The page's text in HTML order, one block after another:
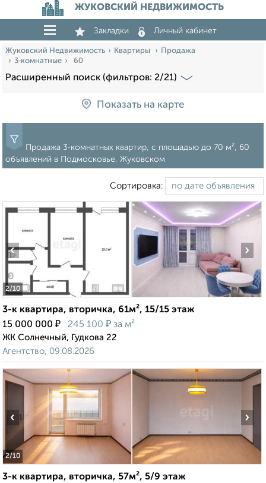
ЖУКОВСКИЙ НЕДВИЖИМОСТЬ
Закладки Личный кабинет
Жуковский Недвижимость Квартиры
Продажа
3‑комнатные
60
Расширенный поиск (фильтров: 2/21)
Показать на карте
Продажа 3‑комнатных квартир, c площадью до 70 м², 60
объявлений в Подмосковье, Жуковском
Сортировка:
2/10
‹ ›
3-к квартира, вторичка, 61м², 15/15 этаж
15 000 000 ₽ 245 100 ₽ за м²
ЖК Солнечный, Гудкова 22
Агентство, 09.08.2026
2/10
‹ ›
3-к квартира, вторичка, 57м², 5/9 этаж